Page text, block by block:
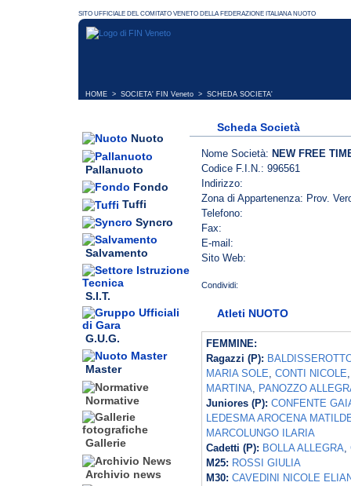
HOME > SOCIETA' FIN Veneto > SCHEDA SOCIETA'
Nuoto
Pallanuoto
Fondo
Tuffi
Syncro
Salvamento
S.I.T.
G.U.G.
Master
Normative
Gallerie
Archivio news
Scheda Società
Nome Società: NEW FREE
Codice F.I.N.: 996561
Indirizzo:
Zona di Appartenenza: Prov.
Telefono:
Fax:
E-mail:
Sito Web:
Atleti NUOTO
FEMMINE:
Ragazzi (P):
MARIA SOLE, CONTI NICOLE
MARTINA, PANOZZO
Juniores (P): CONFENTE
LEDESMA AROCENA
MARCOLUNGO ILARIA
Cadetti (P): BOLLA ALLEGRA,
M25: ROSSI GIULIA
M30: CAVEDINI NICOLE